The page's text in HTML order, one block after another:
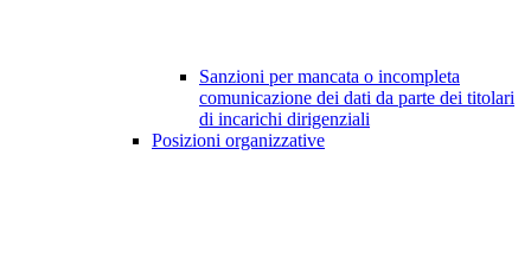
Sanzioni per mancata o incompleta
comunicazione dei dati da parte dei titolari
di incarichi dirigenziali
Posizioni organizzative